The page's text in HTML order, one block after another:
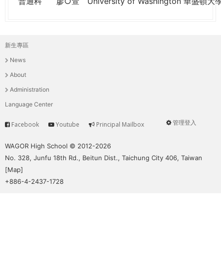
THE
PUTTING
YOU
ON
PATH
GLOBAL
CITIZENSHIP
主
選
單
新生專區
News
About
Administration
Language Center
User
管理登入
Service
Facebook Youtube Principal Mailbox
WAGOR High School © 2012-2026
No. 328, Junfu 18th Rd., Beitun Dist., Taichung City 406, Taiwan
[Map]
+886-4-2437-1728